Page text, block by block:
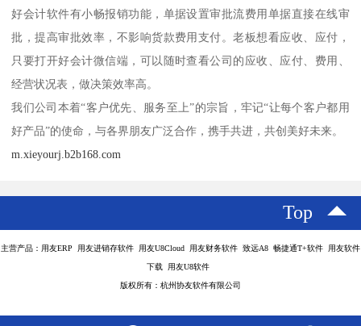
好会计软件有小畅报销功能，单据设置审批流费用单据直接在线审
批，提高审批效率，不影响货款费用支付。老板想看应收、应付，
只要打开好会计微信端，可以随时查看公司的应收、应付、费用、
经营状况表，做决策效率高。
我们公司本着“客户优先、服务至上”的宗旨，牢记“让每个客户都用
好产品”的使命，与各界朋友广泛合作，携手共进，共创美好未来。
m.xieyourj.b2b168.com
Top
主营产品：用友ERP 用友进销存软件 用友U8Cloud 用友财务软件 致远A8 畅捷通T+软件 用友软件
下载 用友U8软件
版权所有：杭州协友软件有限公司